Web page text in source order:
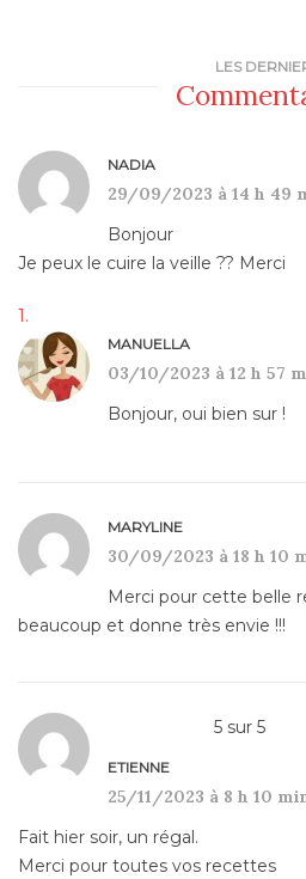
LES
NADIA
29/09/2023 à 14 h 49
Bonjour
Je peux le cuire la veille ?? Merci
MANUELLA
03/10/2023 à 12 h 57
Bonjour, oui bien sur !
MARYLINE
30/09/2023 à 18 h 10
Merci pour cette belle
beaucoup et donne très envie !!!
5 sur 5
ETIENNE
25/11/2023 à 8 h 10
Fait hier soir, un régal.
Merci pour toutes vos recettes